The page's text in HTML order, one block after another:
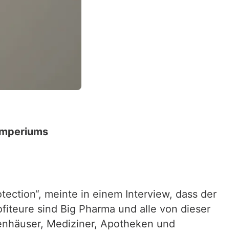
meinte in einem Interview, dass der
sind Big Pharma und alle von dieser
Mediziner, Apotheken und